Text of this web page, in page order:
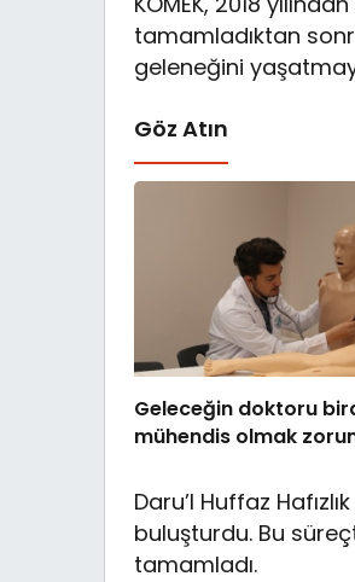
tamamladıktan
geleneğini
Göz Atın
Geleceğin doktoru
mühendis olmak
Daru’l Huffaz
buluşturdu. Bu
tamamladı.